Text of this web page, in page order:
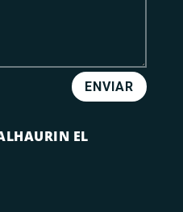
ENVIAR
EL